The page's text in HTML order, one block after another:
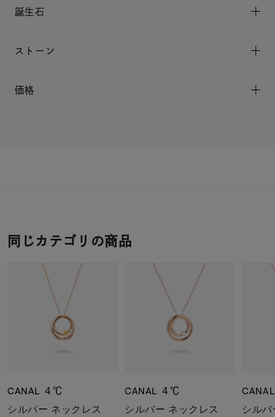
誕生石
ストーン
価格
同じカテゴリの商品
CANAL ４℃
シルバー ネックレス
CANAL ４℃
シルバー ネックレス
シル